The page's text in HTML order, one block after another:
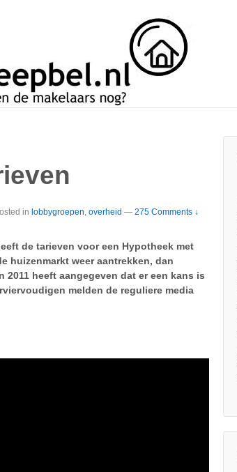
in lobbygroepen, overheid — 275 Comments ↓
de tarieven voor een Hypotheek met
huizenmarkt weer aantrekken, dan
2011 heeft aangegeven dat er een kans is
melden de reguliere media